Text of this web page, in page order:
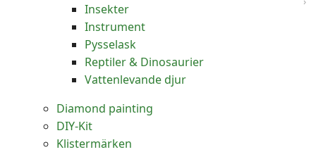
Insekter
Instrument
Pysselask
Reptiler & Dinosaurier
Vattenlevande djur
Diamond painting
DIY-Kit
Klistermärken